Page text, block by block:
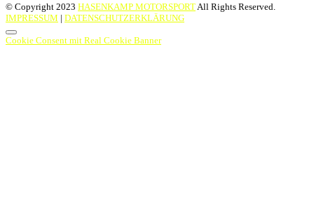
© Copyright 2023 HASENKAMP MOTORSPORT All Rights Reserved.
IMPRESSUM | DATENSCHUTZERKLÄRUNG
Cookie Consent mit Real Cookie Banner